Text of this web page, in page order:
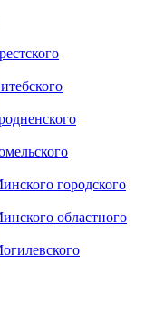
городского
областного